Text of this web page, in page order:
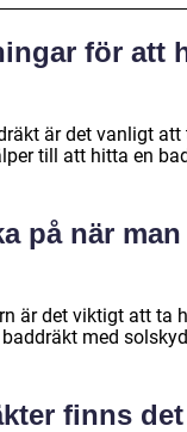
för att
är det vanligt
till att hitta en
på när
är det viktigt att ta
med
finns